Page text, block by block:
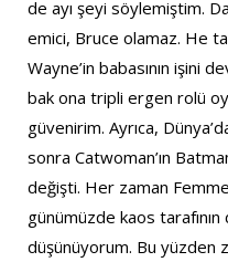
de ayı şeyi söylemiştim.
emici, Bruce olamaz. He
Wayne’in babasının işini
bak ona tripli ergen rolü
güvenirim. Ayrıca,
sonra Catwoman’ın
değişti. Her zaman
günümüzde kaos tarafının
düşünüyorum. Bu yüzden